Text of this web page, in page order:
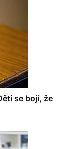
se bojí, že